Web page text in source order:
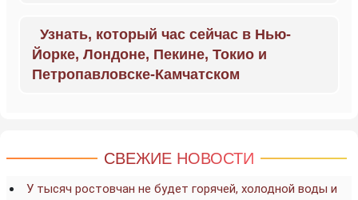
Узнать, который час сейчас в Нью-
Йорке, Лондоне, Пекине, Токио и
Петропавловске-Камчатском
СВЕЖИЕ НОВОСТИ
У тысяч ростовчан не будет горячей, холодной воды и